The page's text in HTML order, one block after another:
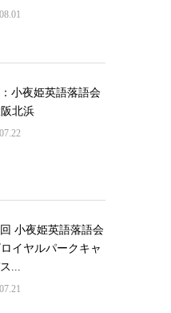
小夜姫英語落語会
北浜
小夜姫英語落語会
イヤルパークキャ
...